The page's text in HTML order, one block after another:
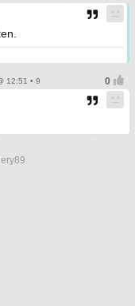
12:51 • 9